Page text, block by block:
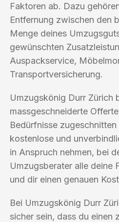
Faktoren ab. Dazu
Entfernung zwischen den
Menge deines
gewünschten
Auspackservice,
Transportversicherung.
Umzugskönig Durr Zürich
massgeschneiderte
Bedürfnisse
kostenlose und
in Anspruch nehmen, bei
Umzugsberater alle deine
und dir einen genauen
Bei Umzugskönig Durr
sicher sein, dass du einen